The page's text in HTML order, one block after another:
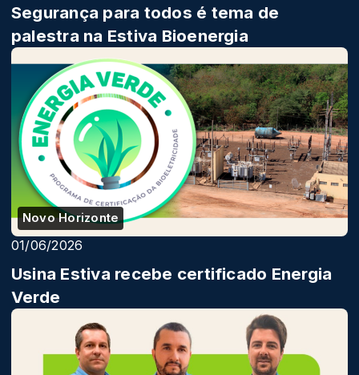
Segurança para todos é tema de
palestra na Estiva Bioenergia
Novo Horizonte
01/06/2026
Usina Estiva recebe certificado Energia
Verde